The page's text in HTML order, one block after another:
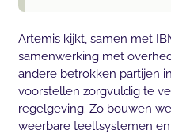
Artemis kijkt, samen met
samenwerking met
andere betrokken partijen
voorstellen zorgvuldig te
regelgeving. Zo bouwen
weerbare teeltsystemen